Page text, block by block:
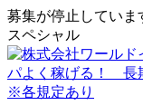
募集が停止していま
スペシャル